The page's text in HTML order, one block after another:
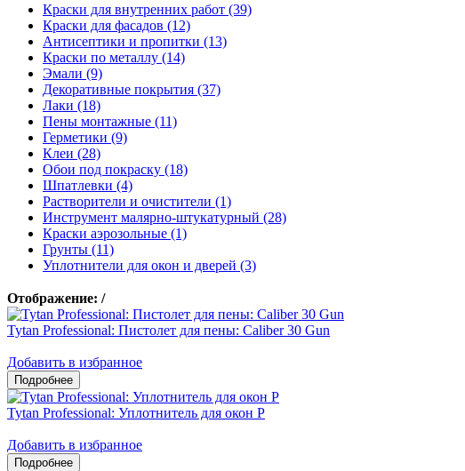
Краски для внутренних работ (39)
Краски для фасадов (12)
Антисептики и пропитки (13)
Краски по металлу (14)
Эмали (9)
Декоративные покрытия (37)
Лаки (18)
Пены монтажные (11)
Герметики (9)
Клеи (28)
Обои под покраску (18)
Шпатлевки (4)
Растворители и очистители (1)
Инструмент малярно-штукатурный (28)
Краски аэрозольные (1)
Грунты (11)
Уплотнители для окон и дверей (3)
Отображение: /
Tytan Professional: Пистолет для пены: Caliber 30 Gun
Добавить в избранное
Tytan Professional: Уплотнитель для окон P
Добавить в избранное